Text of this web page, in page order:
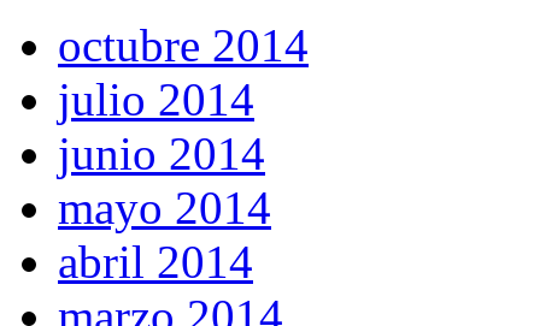
octubre 2014
julio 2014
junio 2014
mayo 2014
abril 2014